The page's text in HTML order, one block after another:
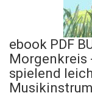
ebook PDF
Morgenkreis
spielend